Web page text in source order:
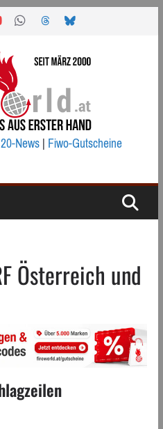
News|Fiwo-Gutscheine
Österreich und